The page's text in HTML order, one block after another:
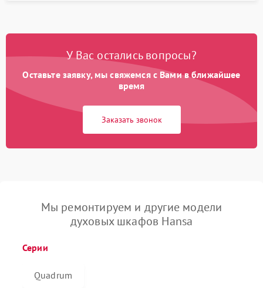
У Вас остались вопросы?
Оставьте заявку, мы свяжемся с Вами в ближайшее
время
Заказать звонок
Мы ремонтируем и другие модели
духовых шкафов Hansa
Серии
Quadrum